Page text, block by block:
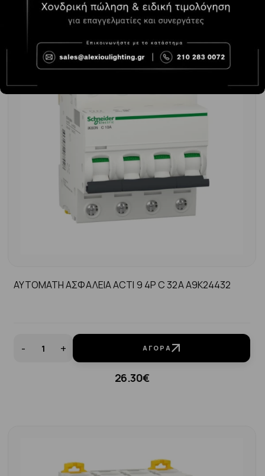
ΑΥΤΟΜΑΤΗ ΑΣΦΑΛΕΙΑ ACTI 9 4P C 32A A9K24432
- + ΑΓΟΡΆ
26.30€